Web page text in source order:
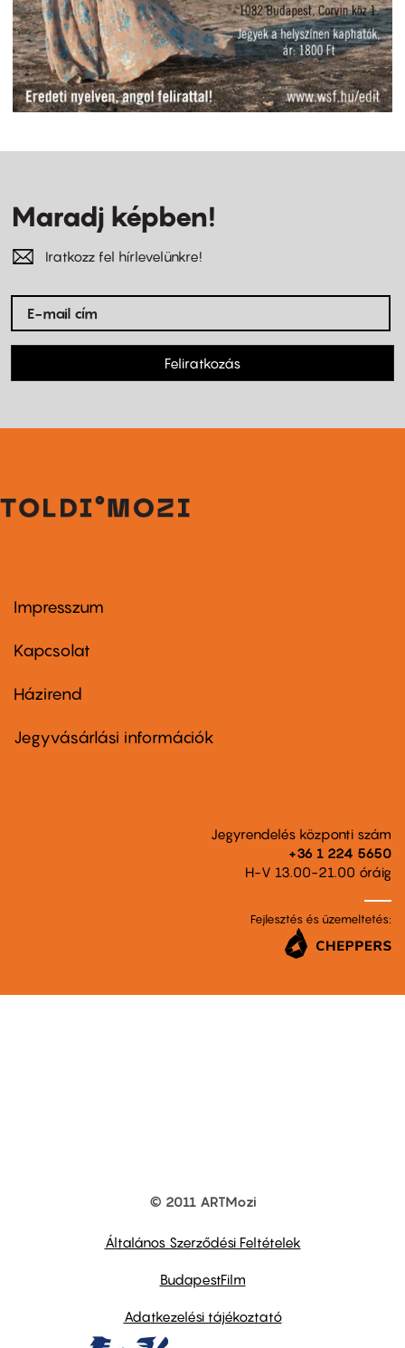
Maradj képben!
Iratkozz fel hírlevelünkre!
Feliratkozás
Footer
first
Impresszum
Kapcsolat
Footer
second
Házirend
Jegyvásárlási információk
Jegyrendelés központi szám
+36 1 224 5650
H-V 13.00-21.00 óráig
Fejlesztés és üzemeltetés:
© 2011 ARTMozi
Általános Szerződési Feltételek
BudapestFilm
Adatkezelési tájékoztató